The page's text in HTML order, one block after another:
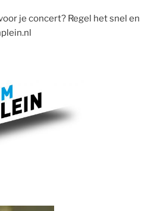
je concert? Regel het snel en